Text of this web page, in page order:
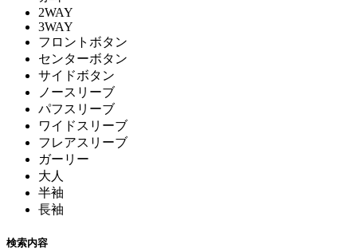
2WAY
3WAY
フロントボタン
センターボタン
サイドボタン
ノースリーブ
パフスリーブ
ワイドスリーブ
フレアスリーブ
ガーリー
大人
半袖
長袖
検索内容